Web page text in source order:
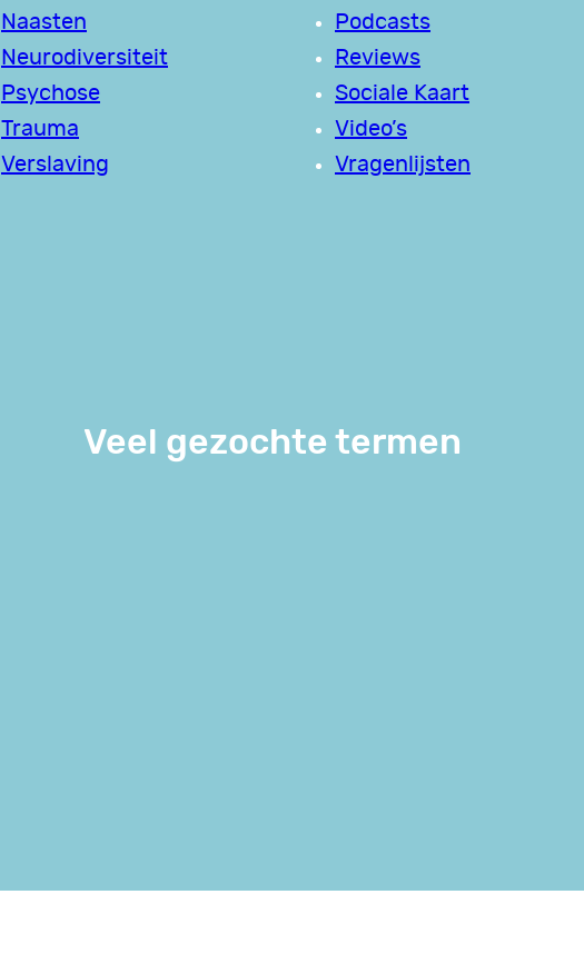
Naasten
Neurodiversiteit
Psychose
Trauma
Verslaving
Podcasts
Reviews
Sociale Kaart
Video’s
Vragenlijsten
Veel gezochte termen